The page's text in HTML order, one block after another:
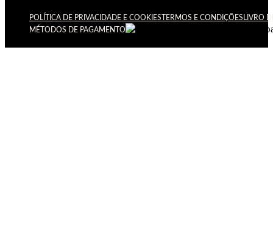
POLÍTICA DE PRIVACIDADE E COOKIES TERMOS E CONDIÇÕES LIVRO
MÉTODOS DE PAGAMENTO